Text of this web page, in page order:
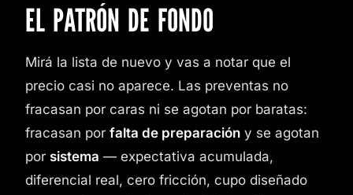
EL PATRÓN DE FONDO
Mirá la lista de nuevo y vas a notar que el
precio casi no aparece. Las preventas no
fracasan por caras ni se agotan por baratas:
fracasan por falta de preparación y se agotan
por sistema — expectativa acumulada,
diferencial real, cero fricción, cupo diseñado